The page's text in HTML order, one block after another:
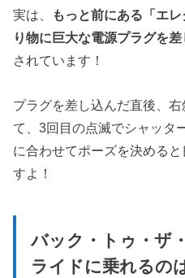
実は、
もっと前にある「エ
り物に巨大な電源プラグを
されています！
プラグを差し込んだ直後、
て、3回目の点滅でシャッタ
に合わせてポーズを決める
すよ！
バック・トゥ・ザ
ライドに乗れるの